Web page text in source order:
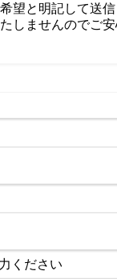
望と明記して送信
しませんのでご安